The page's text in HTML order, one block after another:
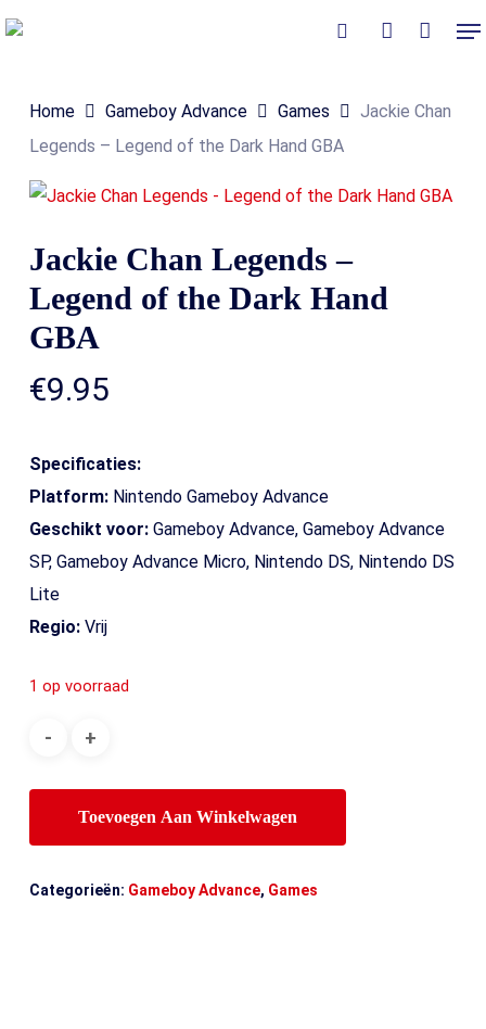
Skip
content
Home Gameboy Advance Games
Jackie Chan
Legends – Legend of the Dark Hand GBA
Jackie Chan Legends –
Legend of the Dark Hand
GBA
€9.95
Specificaties:
Platform:Nintendo Gameboy Advance
Geschikt voor:Gameboy Advance, Gameboy Advance
SP, Gameboy Advance Micro, Nintendo DS, Nintendo DS
Lite
Regio:Vrij
1 op voorraad
Toevoegen Aan Winkelwagen
Categorieën: Gameboy Advance, Games